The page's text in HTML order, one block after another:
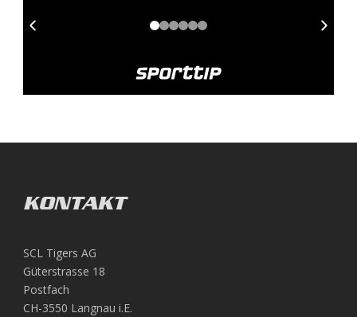
KONTAKT
SCL Tigers AG
Güterstrasse 18
Postfach
CH-3550 Langnau i.E.